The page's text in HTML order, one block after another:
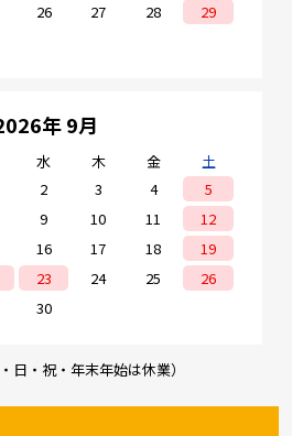
26 27 28
29
年 9月
水 木 金
土
2 3 4
5
9 10 11
12
16 17 18
19
23 24 25
26
30
日・祝・年末年始は休業）